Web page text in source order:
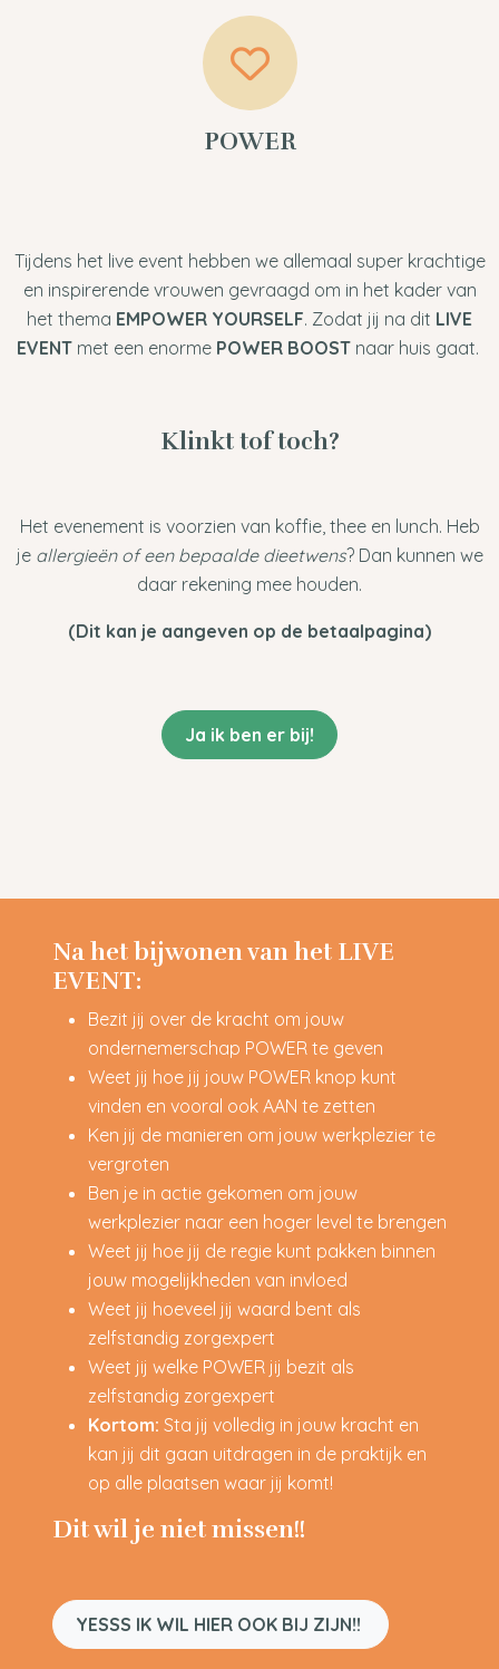
POWER
Tijdens het live event hebben we allemaal super krachtige
en inspirerende vrouwen gevraagd om in het kader van
het thema EMPOWER YOURSELF. Zodat jij na dit LIVE
EVENTmet een enorme POWER BOOSTnaar huis gaat.
Klinkt tof toch?
Het evenement is voorzien van koffie, thee en lunch. Heb
je allergieën of een bepaalde dieetwens? Dan kunnen we
daar rekening mee houden.
(Dit kan je aangeven op de betaalpagina)
Ja ik ben er bij!
Na het bijwonen van het LIVE
EVENT:
Bezit jij over de kracht om jouw
ondernemerschap POWER te geven
Weet jij hoe jij jouw POWER knop kunt
vinden en vooral ook AAN te zetten
Ken jij de manieren om jouw werkplezier te
vergroten
Ben je in actie gekomen om jouw
werkplezier naar een hoger level te brengen
Weet jij hoe jij de regie kunt pakken binnen
jouw mogelijkheden van invloed
Weet jij hoeveel jij waard bent als
zelfstandig zorgexpert
Weet jij welke POWER jij bezit als
zelfstandig zorgexpert
Kortom: Sta jij volledig in jouw kracht en
kan jij dit gaan uitdragen in de praktijk en
op alle plaatsen waar jij komt!
Dit wil je niet missen!!
YESSS IK WIL HIER OOK BIJ ZIJN!!